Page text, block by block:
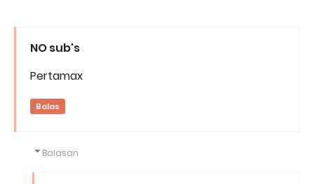
NO sub's
Pertamax
Balas
Balasan